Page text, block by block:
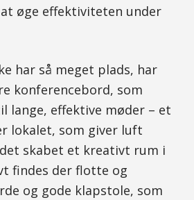
øge effektiviteten under
har så meget plads, har
konferencebord, som
lange, effektive møder – et
lokalet, som giver luft
skabet et kreativt rum i
findes der flotte og
og gode klapstole, som